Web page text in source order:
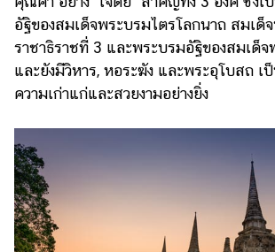
อัฐิของสมเด็จพระบรมไตรโลกนาถ สมเด็
ราชาธิราชที่ 3 และพระบรมอัฐิของสมเด็
และยังมีวิหาร, หอระฆัง และพระอุโบสถ
ความเก่าแก่และสวยงามอย่างยิ่ง